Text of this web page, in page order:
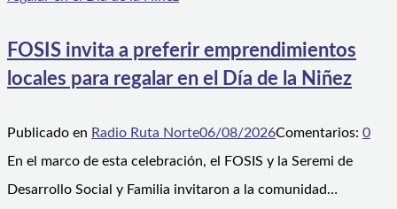
FOSIS invita a preferir emprendimientos
locales para regalar en el Día de la Niñez
Publicado en Radio Ruta Norte06/08/2026Comentarios: 0
En el marco de esta celebración, el FOSIS y la Seremi de
Desarrollo Social y Familia invitaron a la comunidad…